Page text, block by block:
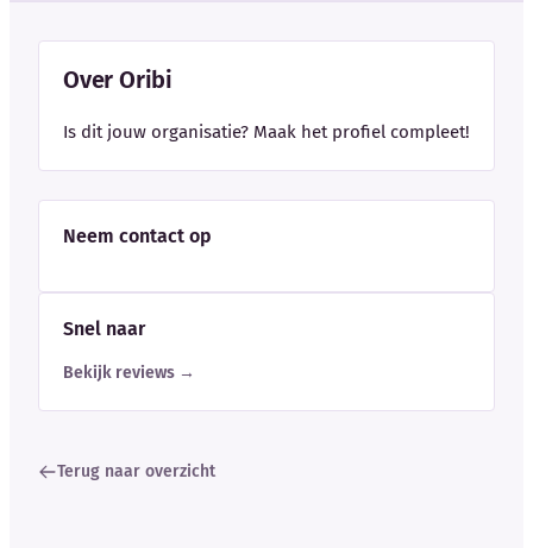
Over Oribi
Is dit jouw organisatie? Maak het profiel compleet!
Neem contact op
Snel naar
Bekijk reviews →
Terug naar overzicht